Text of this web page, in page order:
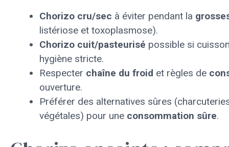
Chorizo cru/sec à éviter pendant la
listériose et toxoplasmose).
Chorizo cuit/pasteurisé possible si
hygiène stricte.
Respecter chaîne du froid et règles de
ouverture.
Préférer des alternatives sûres
végétales) pour une consommation sûre.